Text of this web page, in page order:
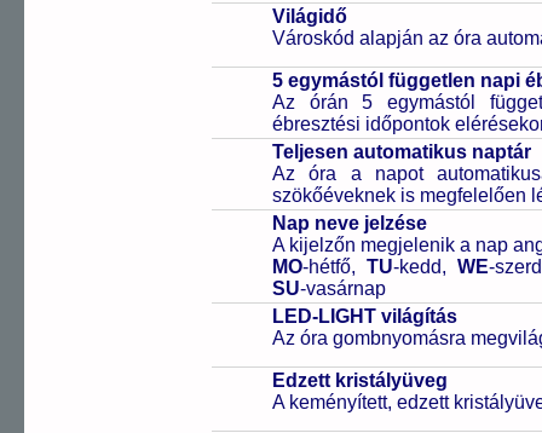
Világidő
Városkód alapján az óra
5 egymástól független napi
Az órán 5 egymástól
ébresztési időpontok
Teljesen automatikus naptár
Az óra a napot
szökőéveknek is megfelelően
Nap neve jelzése
A kijelzőn megjelenik a nap
MO-hétfő,TU-kedd,WE-
SU-vasárnap
LED-LIGHT világítás
Az óra gombnyomásra
Edzett kristályüveg
A keményített, edzett